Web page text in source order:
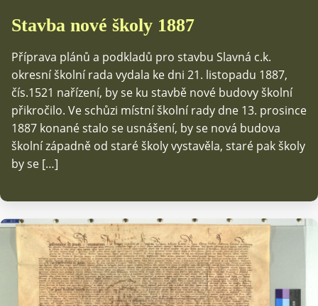
Stavba nové školy 1887
Příprava plánů a podkladů pro stavbu Slavná c.k.
okresní školní rada vydala ke dni 21. listopadu 1887,
čís.1521 nařízení, by se ku stavbě nové budovy školní
přikročilo. Ve schůzi místní školní rady dne 13. prosince
1887 konané stalo se usnášení, by se nová budova
školní západně od staré školy vystavěla, staré pak školy
by se […]